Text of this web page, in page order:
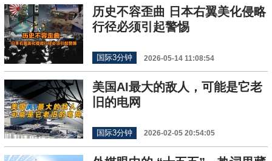
历史不容歪曲 日本右翼美化侵略
行径必须引起警惕
国际3分钟 2026-05-14 11:08:54
美国AI最大的敌人，可能是它老
旧的电网
国际3分钟 2026-02-05 20:54:05